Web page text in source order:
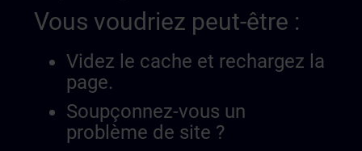
Vous voudriez peut-être :
Videz le cache et rechargez la
page.
Soupçonnez-vous un
problème de site ?